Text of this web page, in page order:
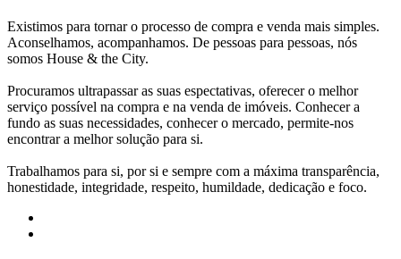
Existimos para tornar o processo de compra e venda mais simples.
Aconselhamos, acompanhamos. De pessoas para pessoas, nós
somos House & the City.
Procuramos ultrapassar as suas espectativas, oferecer o melhor
serviço possível na compra e na venda de imóveis. Conhecer a
fundo as suas necessidades, conhecer o mercado, permite-nos
encontrar a melhor solução para si.
Trabalhamos para si, por si e sempre com a máxima transparência,
honestidade, integridade, respeito, humildade, dedicação e foco.